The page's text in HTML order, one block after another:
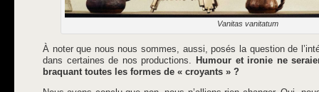
Vanitas vanitatum
À noter que nous nous sommes, aussi, posés la question de
dans certaines de nos productions.
Humour et ironie ne
braquant toutes les formes de « croyants » ?